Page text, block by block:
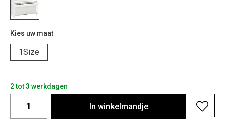
Kies uw maat
1Size
2 tot 3 werkdagen
In winkelmandje